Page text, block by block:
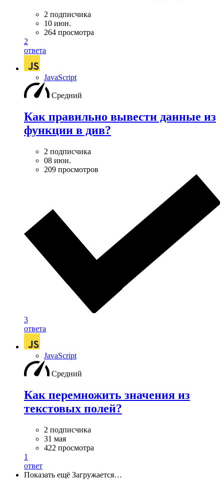
2 подписчика
10 июн.
264 просмотра
2
ответа
JavaScript
Средний
Как правильно вывести данные из
функции в див?
2 подписчика
08 июн.
209 просмотров
3
ответа
JavaScript
Средний
Как перемножить значения из
текстовых полей?
2 подписчика
31 мая
422 просмотра
1
ответ
Показать ещё Загружается…